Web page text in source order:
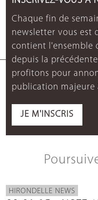
Chaque fin de
newsletter vous est
contient l'ensemble
depuis la
profitons pour
publication majeure
JE M'INSCRIS
HIRONDELLE NEWS